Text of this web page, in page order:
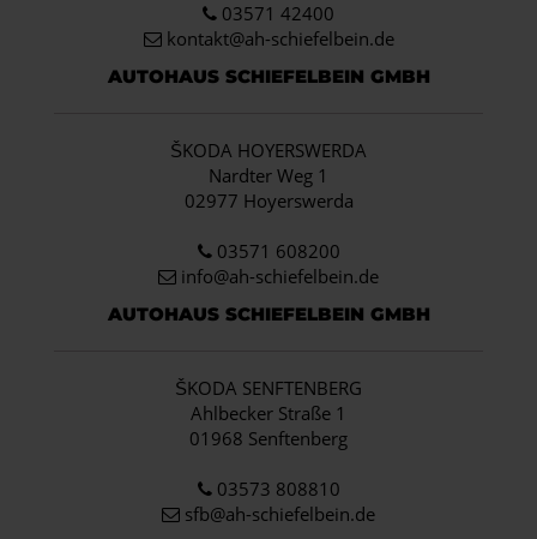
03571 42400
kontakt@ah-schiefelbein.de
AUTOHAUS SCHIEFELBEIN GMBH
ŠKODA HOYERSWERDA
Nardter Weg 1
02977 Hoyerswerda
03571 608200
info@ah-schiefelbein.de
AUTOHAUS SCHIEFELBEIN GMBH
ŠKODA SENFTENBERG
Ahlbecker Straße 1
01968 Senftenberg
03573 808810
sfb@ah-schiefelbein.de